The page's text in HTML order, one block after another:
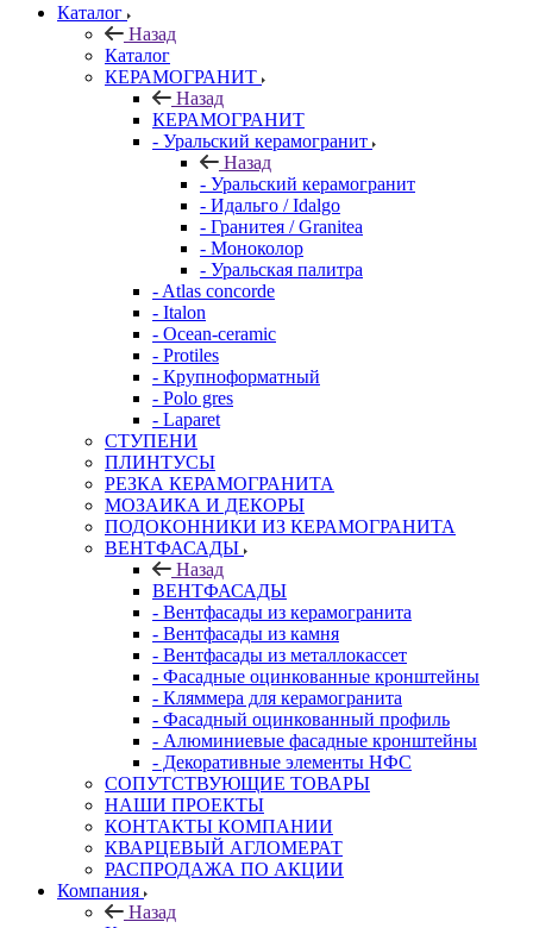
Каталог
Назад
Каталог
КЕРАМОГРАНИТ
Назад
КЕРАМОГРАНИТ
- Уральский керамогранит
Назад
- Уральский керамогранит
- Идальго / Idalgo
- Гранитея / Granitea
- Моноколор
- Уральская палитра
- Atlas concorde
- Italon
- Ocean-ceramic
- Protiles
- Крупноформатный
- Polo gres
- Laparet
СТУПЕНИ
ПЛИНТУСЫ
РЕЗКА КЕРАМОГРАНИТА
МОЗАИКА И ДЕКОРЫ
ПОДОКОННИКИ ИЗ КЕРАМОГРАНИТА
ВЕНТФАСАДЫ
Назад
ВЕНТФАСАДЫ
- Вентфасады из керамогранита
- Вентфасады из камня
- Вентфасады из металлокассет
- Фасадные оцинкованные кронштейны
- Кляммера для керамогранита
- Фасадный оцинкованный профиль
- Алюминиевые фасадные кронштейны
- Декоративные элементы НФС
СОПУТСТВУЮЩИЕ ТОВАРЫ
НАШИ ПРОЕКТЫ
КОНТАКТЫ КОМПАНИИ
КВАРЦЕВЫЙ АГЛОМЕРАТ
РАСПРОДАЖА ПО АКЦИИ
Компания
Назад